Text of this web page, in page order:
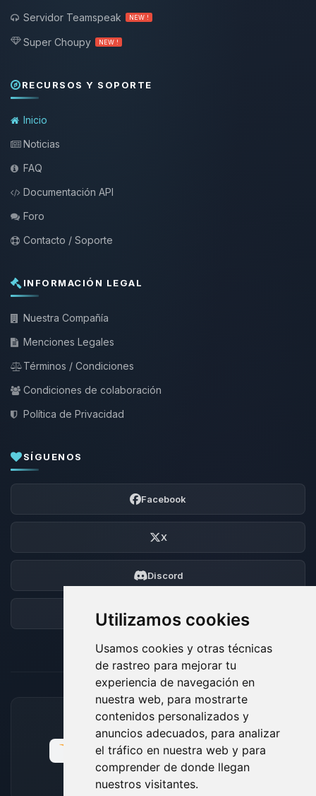
Utilizamos cookies
Usamos cookies y otras técnicas
de rastreo para mejorar tu
experiencia de navegación en
nuestra web, para mostrarte
contenidos personalizados y
anuncios adecuados, para analizar
el tráfico en nuestra web y para
comprender de donde llegan
nuestros visitantes.
Servidor Teamspeak
NEW !
Super Choupy NEW !
RECURSOS Y SOPORTE
Inicio
Noticias
FAQ
Documentación API
Foro
Contacto / Soporte
INFORMACIÓN LEGAL
Nuestra Compañía
Menciones Legales
Términos / Condiciones
Condiciones de colaboración
Política de Privacidad
SÍGUENOS
Facebook
X
Discord
Foro
MÉTODOS DE PAGO ACEPTADOS